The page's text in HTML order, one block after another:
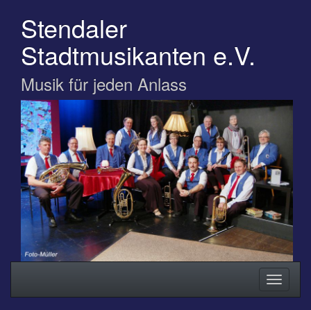
Hauptinhalt
springen
Stendaler
Stadtmusikanten e.V.
Musik für jeden Anlass
ein-/